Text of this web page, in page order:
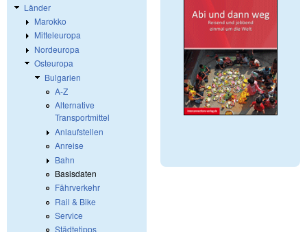
Länder
Marokko
Mitteleuropa
Nordeuropa
Osteuropa
Bulgarien
A-Z
Alternative
Transportmittel
Anlaufstellen
Anreise
Bahn
Basisdaten
Fährverkehr
Rail & Bike
Service
Städtetipps